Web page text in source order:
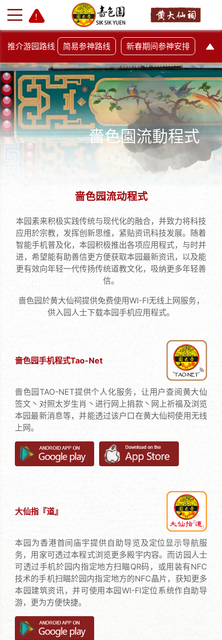
+
推介游园路线 简易参神路线 新春期间参神安排
嗇色園流動程式
啬色园流动程式
本园素来积极实践传统与现代化的融合，并致力将科技
应用於宗教，发挥创新思维，紧贴资讯科技发展。随着
智能手机普及化，本园积极推出各项应用程式，与时并
进，希望能有助善信更方便获取本园最新资讯，以及能
更有效向年轻一代传扬传统道教文化，吸纳更多年轻善
信。
啬色园於黄大仙祠提供免费使用WI-FI无线上网服务，
供入园人士下载本园手机应用程式。
啬色园手机程式Tao-Net
啬色园TAO-NET提供个人化服务，让用户查阅黄大仙
签文丶对照太岁生肖丶进行网上捐款丶网上祈福及浏览
本园最新消息等，并能透过该户口在黄大仙祠使用无线
上网。
大仙指『道』
本园为香港首间庙宇提供自助导览及定位显示导航服
务，用家可透过本程式浏览更多殿宇内容。而访园人士
可透过手机於园内指定地方扫瞄QR码，或用装有NFC
技术的手机扫瞄於园内指定地方的NFC晶片，获知更多
本园建筑资讯，并可使用本园WI-FI定位系统作自助导
游，更为方便快捷。